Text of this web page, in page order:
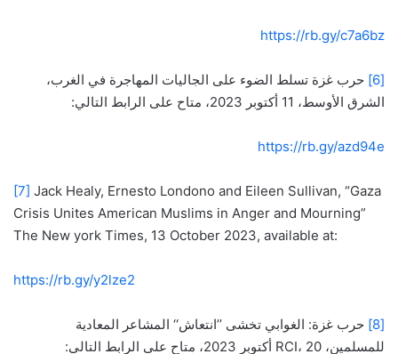
https://rb.gy/c7a6bz
[6]
حرب غزة تسلط الضوء على الجاليات المهاجرة في الغرب،
الشرق الأوسط، 11 أكتوبر 2023، متاح على الرابط التالي:
https://rb.gy/azd94e
[7] Jack Healy, Ernesto Londono and Eileen Sullivan, “Gaza
Crisis Unites American Muslims in Anger and Mourning”
The New york Times, 13 October 2023, available at:
https://rb.gy/y2lze2
[8]
حرب غزة: الغوابي تخشى ’’انتعاش‘‘ المشاعر المعادية
للمسلمين، RCI، 20 أكتوبر 2023، متاح على الرابط التالي: